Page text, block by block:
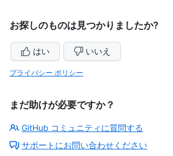
お探しのものは見つかりましたか?
はい いいえ
プライバシー ポリシー
まだ助けが必要ですか？
GitHub コミュニティに質問する
サポートにお問い合わせください